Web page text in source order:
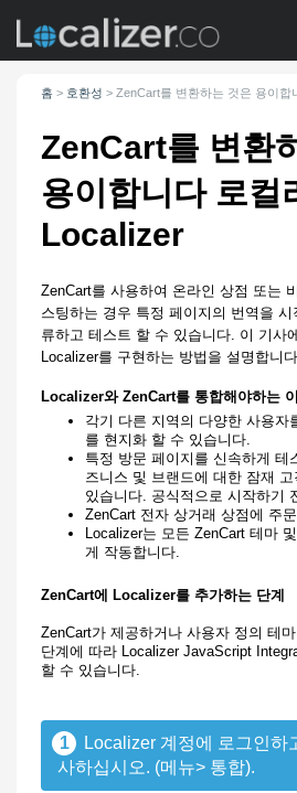
홈 > 호환성 > ZenCart를 변환하는 것은 용이합
ZenCart를 변환
용이합니다 로컬
Localizer
ZenCart를 사용하여 온라인 상점 또는
스팅하는 경우 특정 페이지의 번역을
류하고 테스트 할 수 있습니다. 이 기사
Localizer를 구현하는 방법을 설명합니
Localizer와 ZenCart를 통합해야하는
각기 다른 지역의 다양한 사용자
를 현지화 할 수 있습니다.
특정 방문 페이지를 신속하게 테
즈니스 및 브랜드에 대한 잠재
있습니다. 공식적으로 시작하기
ZenCart 전자 상거래 상점에 주
Localizer는 모든 ZenCart 테마
게 작동합니다.
ZenCart에 Localizer를 추가하는 단계
ZenCart가 제공하거나 사용자 정의 테
단계에 따라 Localizer JavaScript
할 수 있습니다.
1
Localizer 계정에 로그인하
사하십시오. (메뉴> 통합).